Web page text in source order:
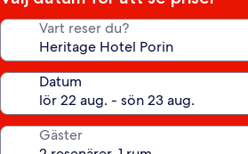
Vart reser du?
Datum
Gäster